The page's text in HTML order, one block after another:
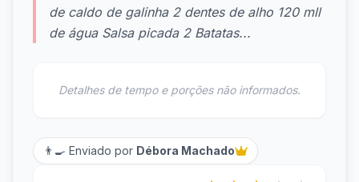
de caldo de galinha 2 dentes de alho 120 mll
de água Salsa picada 2 Batatas...
Detalhes de tempo e porções não informados.
👨‍🍳 Enviado por Débora Machado